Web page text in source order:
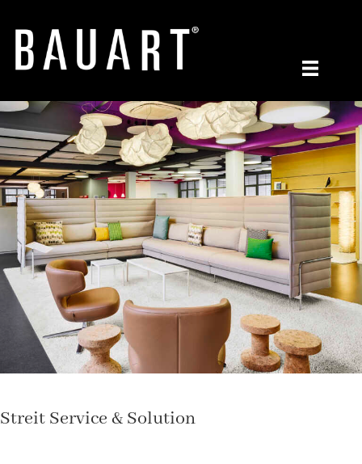
Streit Service & Solution